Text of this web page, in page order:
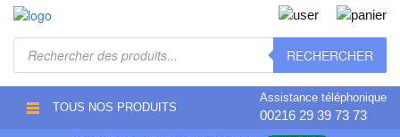
Recherche
RECHERCHER
TOUS NOS PRODUITS
Assistance téléphonique
00216 29 39 73 73